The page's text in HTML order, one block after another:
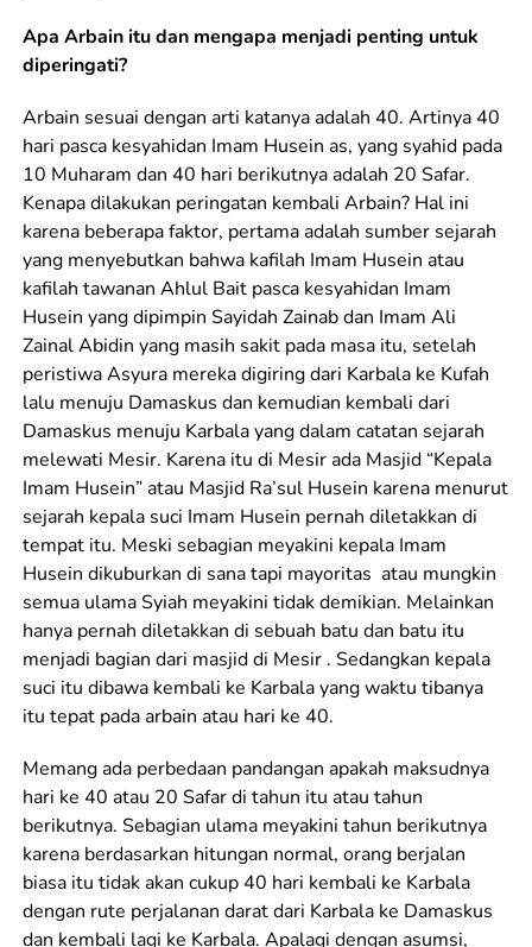
Apa Arbain itu dan mengapa menjadi penting untuk
diperingati?
Arbain sesuai dengan arti katanya adalah 40. Artinya 40
hari pasca kesyahidan Imam Husein as, yang syahid pada
10 Muharam dan 40 hari berikutnya adalah 20 Safar.
Kenapa dilakukan peringatan kembali Arbain? Hal ini
karena beberapa faktor, pertama adalah sumber sejarah
yang menyebutkan bahwa kafilah Imam Husein atau
kafilah tawanan Ahlul Bait pasca kesyahidan Imam
Husein yang dipimpin Sayidah Zainab dan Imam Ali
Zainal Abidin yang masih sakit pada masa itu, setelah
peristiwa Asyura mereka digiring dari Karbala ke Kufah
lalu menuju Damaskus dan kemudian kembali dari
Damaskus menuju Karbala yang dalam catatan sejarah
melewati Mesir. Karena itu di Mesir ada Masjid “Kepala
Imam Husein” atau Masjid Ra’sul Husein karena menurut
sejarah kepala suci Imam Husein pernah diletakkan di
tempat itu. Meski sebagian meyakini kepala Imam
Husein dikuburkan di sana tapi mayoritas atau mungkin
semua ulama Syiah meyakini tidak demikian. Melainkan
hanya pernah diletakkan di sebuah batu dan batu itu
menjadi bagian dari masjid di Mesir . Sedangkan kepala
suci itu dibawa kembali ke Karbala yang waktu tibanya
itu tepat pada arbain atau hari ke 40.
Memang ada perbedaan pandangan apakah maksudnya
hari ke 40 atau 20 Safar di tahun itu atau tahun
berikutnya. Sebagian ulama meyakini tahun berikutnya
karena berdasarkan hitungan normal, orang berjalan
biasa itu tidak akan cukup 40 hari kembali ke Karbala
dengan rute perjalanan darat dari Karbala ke Damaskus
dan kembali lagi ke Karbala. Apalagi dengan asumsi,